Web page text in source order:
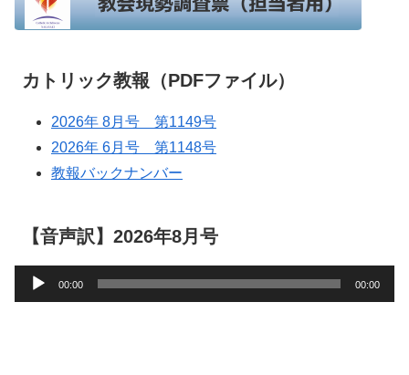
カトリック教報（PDFファイル）
2026年 8月号 第1149号
2026年 6月号 第1148号
教報バックナンバー
【音声訳】2026年8月号
声
00:00 00:00